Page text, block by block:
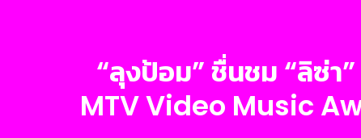
“ลุงป้อม” ชื่นชม “ลิซ่า
MTV Video Music